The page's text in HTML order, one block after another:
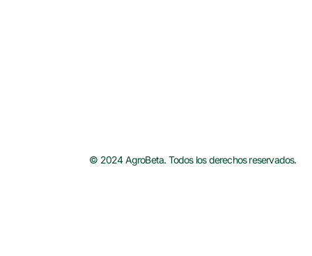
© 2024 AgroBeta. Todos los derechos reservados.